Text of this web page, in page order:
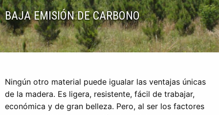
BAJA EMISIÓN DE CARBONO
Ningún otro material puede igualar las ventajas únicas
de la madera. Es ligera, resistente, fácil de trabajar,
económica y de gran belleza. Pero, al ser los factores